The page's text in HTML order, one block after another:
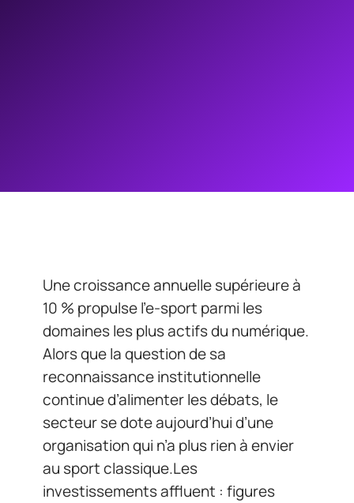
Une croissance annuelle supérieure à
10 % propulse l’e-sport parmi les
domaines les plus actifs du numérique.
Alors que la question de sa
reconnaissance institutionnelle
continue d’alimenter les débats, le
secteur se dote aujourd’hui d’une
organisation qui n’a plus rien à envier
au sport classique.Les
investissements affluent : figures